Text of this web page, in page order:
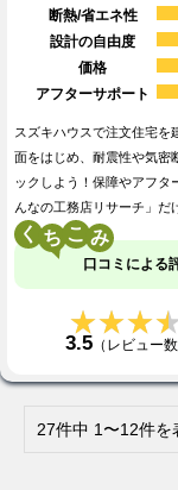
断熱/省エネ性
設計の自由度
価格
アフターサポート
スズキハウスで注文住宅を
面をはじめ、耐震性や気密
ックしよう！保障やアフ
んなの工務店リサーチ」だ
く こ
口コミによる
3.5（レビュー数
27件中 1〜12件を